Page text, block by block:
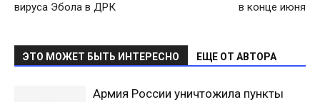
вируса Эбола в ДРК
в конце июня
ЭТО МОЖЕТ БЫТЬ ИНТЕРЕСНО ЕЩЕ ОТ АВТОРА
Армия России уничтожила пункты